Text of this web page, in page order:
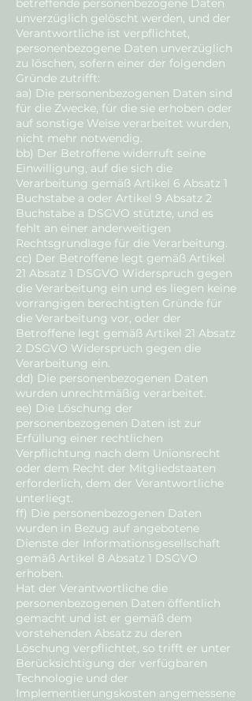
betreffende personenbezogene Daten
unverzüglich gelöscht werden, und der
Verantwortliche ist verpflichtet,
personenbezogene Daten unverzüglich
zu löschen, sofern einer der folgenden
Gründe zutrifft:
aa) Die personenbezogenen Daten sind
für die Zwecke, für die sie erhoben oder
auf sonstige Weise verarbeitet wurden,
nicht mehr notwendig.
bb) Der Betroffene widerruft seine
Einwilligung, auf die sich die
Verarbeitung gemäß Artikel 6 Absatz 1
Buchstabe a oder Artikel 9 Absatz 2
Buchstabe a DSGVO stützte, und es
fehlt an einer anderweitigen
Rechtsgrundlage für die Verarbeitung.
cc) Der Betroffene legt gemäß Artikel
21 Absatz 1 DSGVO Widerspruch gegen
die Verarbeitung ein und es liegen keine
vorrangigen berechtigten Gründe für
die Verarbeitung vor, oder der
Betroffene legt gemäß Artikel 21 Absatz
2 DSGVO Widerspruch gegen die
Verarbeitung ein.
dd) Die personenbezogenen Daten
wurden unrechtmäßig verarbeitet.
ee) Die Löschung der
personenbezogenen Daten ist zur
Erfüllung einer rechtlichen
Verpflichtung nach dem Unionsrecht
oder dem Recht der Mitgliedstaaten
erforderlich, dem der Verantwortliche
unterliegt.
ff) Die personenbezogenen Daten
wurden in Bezug auf angebotene
Dienste der Informationsgesellschaft
gemäß Artikel 8 Absatz 1 DSGVO
erhoben.
Hat der Verantwortliche die
personenbezogenen Daten öffentlich
gemacht und ist er gemäß dem
vorstehenden Absatz zu deren
Löschung verpflichtet, so trifft er unter
Berücksichtigung der verfügbaren
Technologie und der
Implementierungskosten angemessene